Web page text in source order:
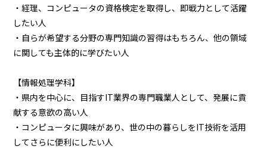
・経理、コンピュータの資格検定を取得し、即戦力として活躍
したい人
・自らが希望する分野の専門知識の習得はもちろん、他の領域
に関しても主体的に学びたい人
【情報処理学科】
・県内を中心に、目指すIT業界の専門職業人として、発展に貢
献する意欲の高い人
・コンピュータに興味があり、世の中の暮らしをIT技術を活用
してさらに便利にしたい人